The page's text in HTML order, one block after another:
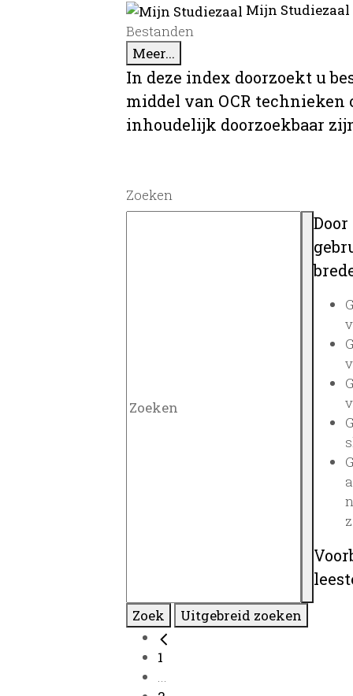
Mijn
Bestanden
Meer...
In deze index doorzoekt u
middel van OCR
inhoudelijk doorzoekbaar
Zoeken
Zoek Uitgebreid zoeken
1
...